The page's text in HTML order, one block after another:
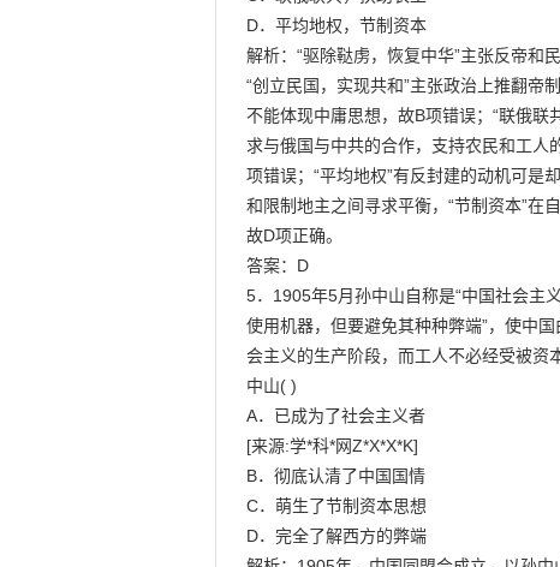
D．平均地权，节制资本
解析：“驱除鞑虏，恢复中华”主张反帝和
“创立民国，实现共和”主张政治上推翻帝
不能体现中庸思想，故B项错误；“联俄联
求与俄国与中共的合作，支持农民和工人
项错误；“平均地权”有反封建的动机可是
和限制地主之间寻求平衡，“节制资本”在
故D项正确。
答案：D
5．1905年5月孙中山自称是“中国社会主
使用机器，但要避免其种种弊端”，使中
会主义的生产阶段，而工人不必经受被资
中山( )
A．已成为了社会主义者
[来源:学*科*网Z*X*X*K]
B．彻底认清了中国国情
C．萌生了节制资本思想
D．完全了解西方的弊端